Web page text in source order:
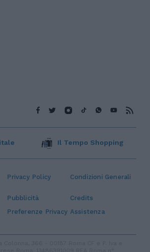
Privacy Policy Condizioni Generali
Pubblicità
Credits
Preferenze Privacy Assistenza
Il Tempo Shopping